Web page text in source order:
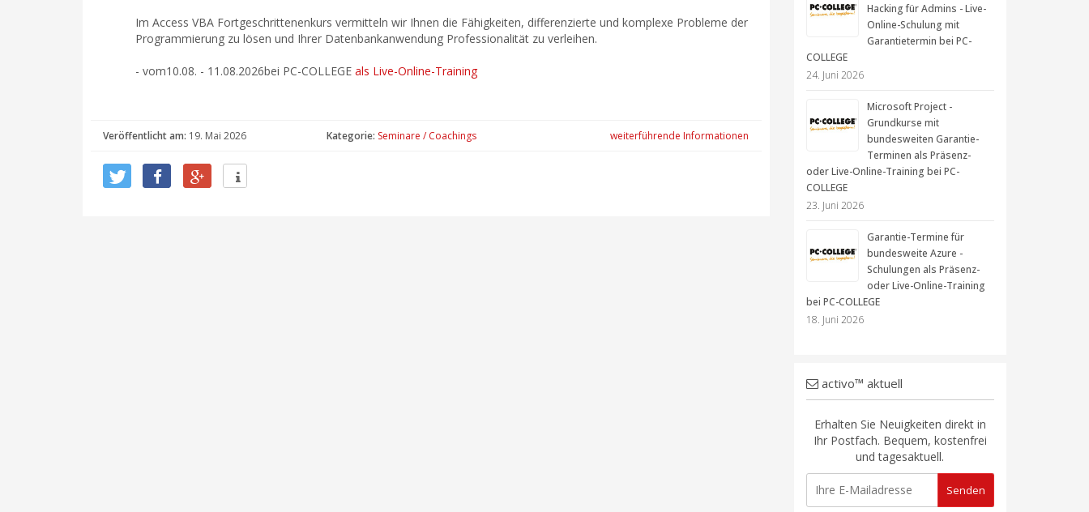
Im Access VBA Fortgeschrittenenkurs vermitteln wir Ihnen die Fähigkeiten, differenzierte und komplexe Probleme der
Programmierung zu lösen und Ihrer Datenbankanwendung Professionalität zu verleihen.
- vom10.08. - 11.08.2026bei PC-COLLEGE als Live-Online-Training
Veröffentlicht am: 19. Mai 2026 Kategorie: Seminare / Coachings weiterführende Informationen
Hacking für Admins - Live-
Online-Schulung mit
Garantietermin bei PC-
COLLEGE
24. Juni 2026
Microsoft Project -
Grundkurse mit
bundesweiten Garantie-
Terminen als Präsenz-
oder Live-Online-Training bei PC-
COLLEGE
23. Juni 2026
Garantie-Termine für
bundesweite Azure -
Schulungen als Präsenz-
oder Live-Online-Training
bei PC-COLLEGE
18. Juni 2026
activo™ aktuell
Erhalten Sie Neuigkeiten direkt in
Ihr Postfach. Bequem, kostenfrei
und tagesaktuell.